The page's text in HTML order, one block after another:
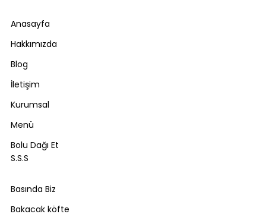
Anasayfa
Hakkımızda
Blog
İletişim
Kurumsal
Menü
Bolu Dağı Et
S.S.S
Basında Biz
Bakacak köfte